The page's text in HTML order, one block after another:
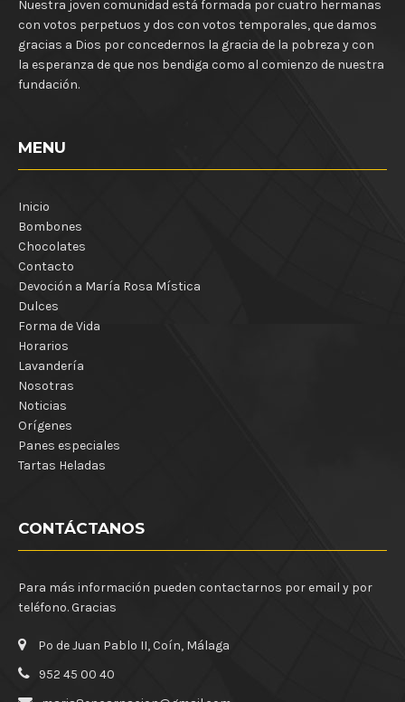
Nuestra joven comunidad está formada por cuatro hermanas
con votos perpetuos y dos con votos temporales, que damos
gracias a Dios por concedernos la gracia de la pobreza y con
la esperanza de que nos bendiga como al comienzo de nuestra
fundación.
MENU
Inicio
Bombones
Chocolates
Contacto
Devoción a María Rosa Mística
Dulces
Forma de Vida
Horarios
Lavandería
Nosotras
Noticias
Orígenes
Panes especiales
Tartas Heladas
CONTÁCTANOS
Para más información pueden contactarnos por email y por
teléfono. Gracias
Pº de Juan Pablo II, Coín, Málaga
952 45 00 40